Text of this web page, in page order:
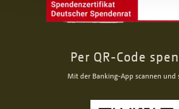
Per QR-Code
Mit der Banking-App scannen und